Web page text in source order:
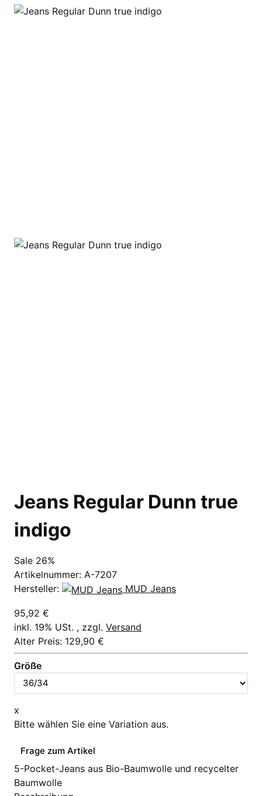
Jeans Regular Dunn true
indigo
Sale 26%
Artikelnummer: A-7207
Hersteller:
MUD Jeans
95,92 €
inkl. 19% USt. , zzgl. Versand
Alter Preis: 129,90 €
Größe
x
Bitte wählen Sie eine Variation aus.
Frage zum Artikel
5-Pocket-Jeans aus Bio-Baumwolle und recycelter
Baumwolle